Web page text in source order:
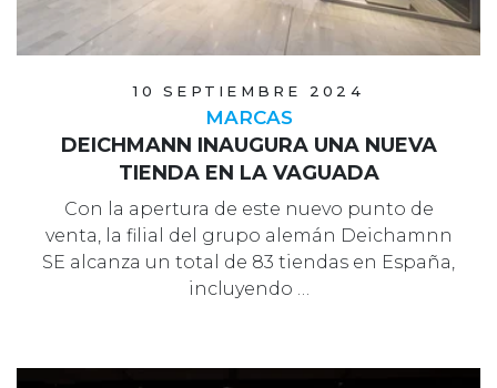
10 SEPTIEMBRE 2024
MARCAS
DEICHMANN INAUGURA UNA NUEVA
TIENDA EN LA VAGUADA
Con la apertura de este nuevo punto de
venta, la filial del grupo alemán Deichamnn
SE alcanza un total de 83 tiendas en España,
incluyendo …